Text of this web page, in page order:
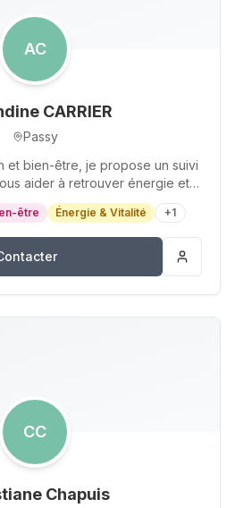
AC
CARRIER
Passy
et bien-être, je propose un suivi
aider à retrouver énergie et
avec Herbalife…
être Énergie & Vitalité +1
CC
Chapuis